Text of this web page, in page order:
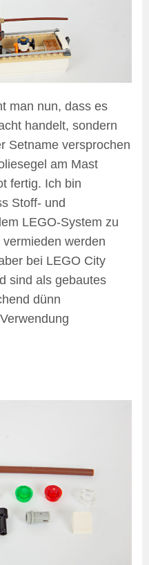
man nun, dass es
handelt, sondern
Setname versprochen
am Mast
fertig. Ich bin
Stoff- und
LEGO-System zu
werden
bei LEGO City
sind als gebautes
dünn